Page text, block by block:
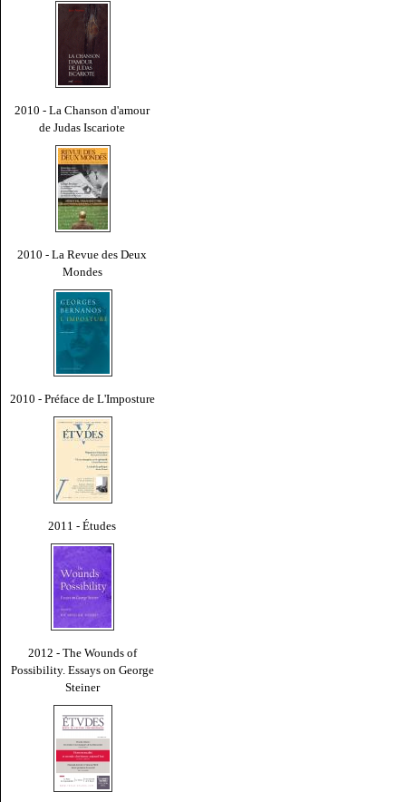
2010 - La Chanson d'amour
de Judas Iscariote
2010 - La Revue des Deux
Mondes
2010 - Préface de L'Imposture
2011 - Études
2012 - The Wounds of
Possibility. Essays on George
Steiner